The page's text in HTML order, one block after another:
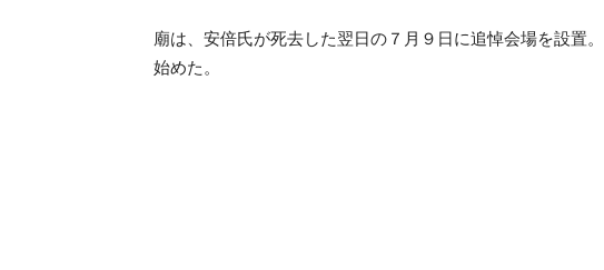
廟は、安倍氏が死去した翌日の７月９日に追悼会場を設置
始めた。